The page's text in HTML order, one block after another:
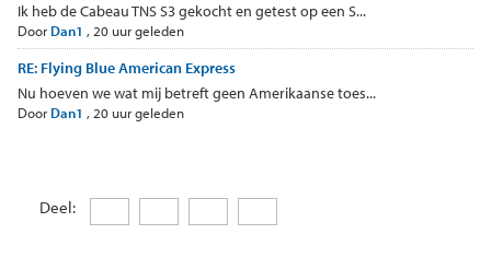
Ik heb de Cabeau TNS S3 gekocht en getest op een S...
Door Dan1 , 20 uur geleden
RE: Flying Blue American Express
Nu hoeven we wat mij betreft geen Amerikaanse toes...
Door Dan1 , 20 uur geleden
Deel: